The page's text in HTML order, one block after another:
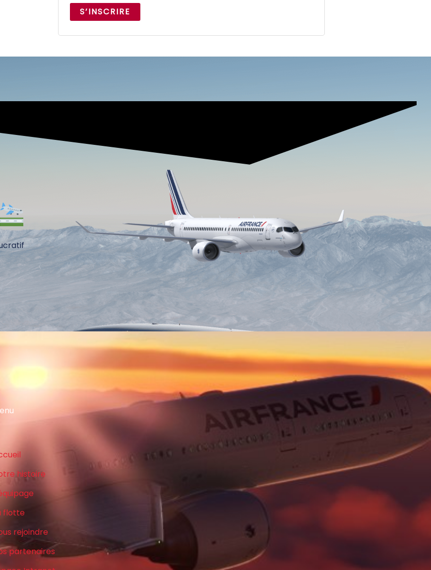
S’INSCRIRE
histoire
flotte
rejoindre
partenaires